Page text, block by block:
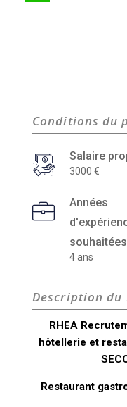
Conditions du
Salaire
3000
Années
4 ans
Description du
RHEA
hôtellerie et
Restaurant